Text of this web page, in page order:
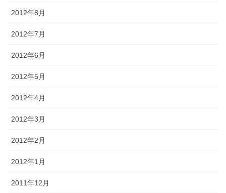
2012年8月
2012年7月
2012年6月
2012年5月
2012年4月
2012年3月
2012年2月
2012年1月
2011年12月